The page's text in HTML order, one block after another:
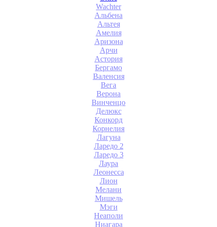
Wachter
Альбена
Альтея
Амелия
Аризона
Арчи
Астория
Бергамо
Валенсия
Вега
Верона
Винченцо
Делюкс
Конкорд
Корнелия
Лагуна
Ларедо 2
Ларедо 3
Лаура
Леонесса
Лион
Мелани
Мишель
Мэги
Неаполи
Ниагара